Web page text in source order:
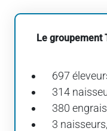
Le groupement
697
314
380
3 naisseurs,